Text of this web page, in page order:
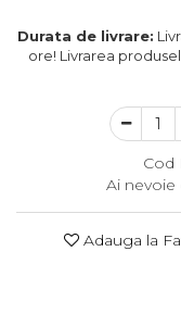
Durata de livrare:
ore! Livrarea
Cod
Ai nevoie
Adauga la